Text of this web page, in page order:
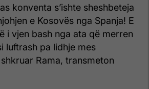
konventa s’ishte sheshbeteja
e Kosovës nga Spanja! E
i vjen bash nga ata që merren
luftrash pa lidhje mes
Rama, transmeton